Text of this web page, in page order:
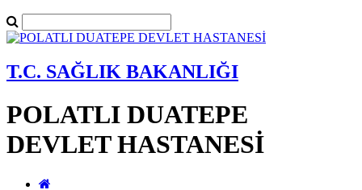
T.C. SAĞLIK BAKANLIĞI
POLATLI DUATEPE
DEVLET HASTANESİ